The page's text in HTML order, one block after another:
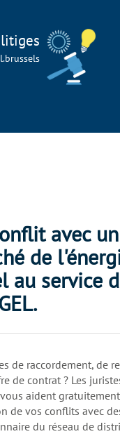
avec
de
au service
de raccordement, de
de contrat ? Les
vous aident
de vos conflits avec
du réseau de